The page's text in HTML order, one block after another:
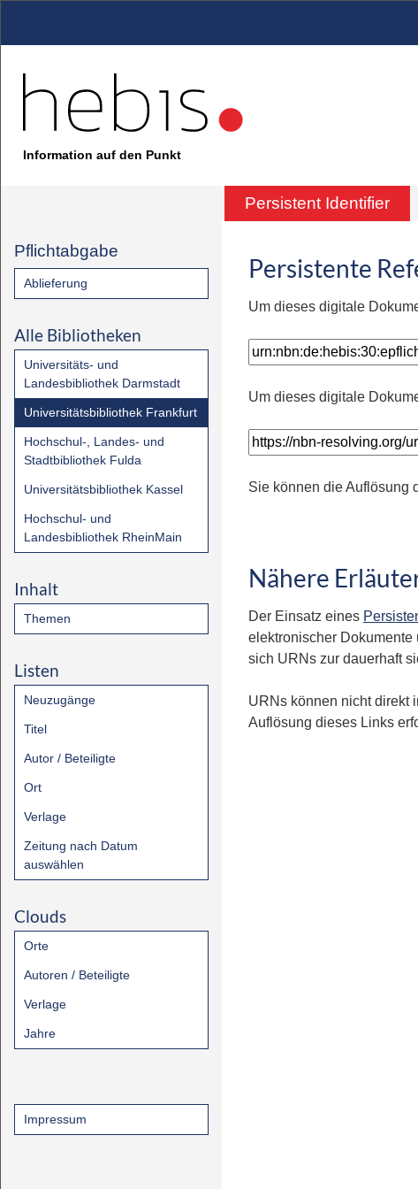
Information auf den Punkt
Persistent Identifier
Pflichtabgabe
Ablieferung
Alle Bibliotheken
Universitäts- und
Landesbibliothek Darmstadt
Universitätsbibliothek Frankfurt
Hochschul-, Landes- und
Stadtbibliothek Fulda
Universitätsbibliothek Kassel
Hochschul- und
Landesbibliothek RheinMain
Inhalt
Themen
Listen
Neuzugänge
Titel
Autor / Beteiligte
Ort
Verlage
Zeitung nach Datum
auswählen
Clouds
Orte
Autoren / Beteiligte
Verlage
Jahre
Impressum
Persistente
Um dieses digitale
Um dieses digitale
Sie können die Auflösung
Nähere
Der Einsatz eines
elektronischer
sich URNs zur dauerhaft
URNs können nicht direkt
Auflösung dieses Links